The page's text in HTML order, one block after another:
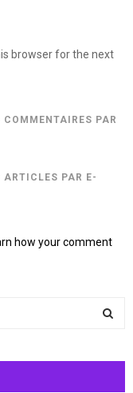
browser for the next
COMMENTAIRES PAR
ARTICLES PAR E-
how your comment